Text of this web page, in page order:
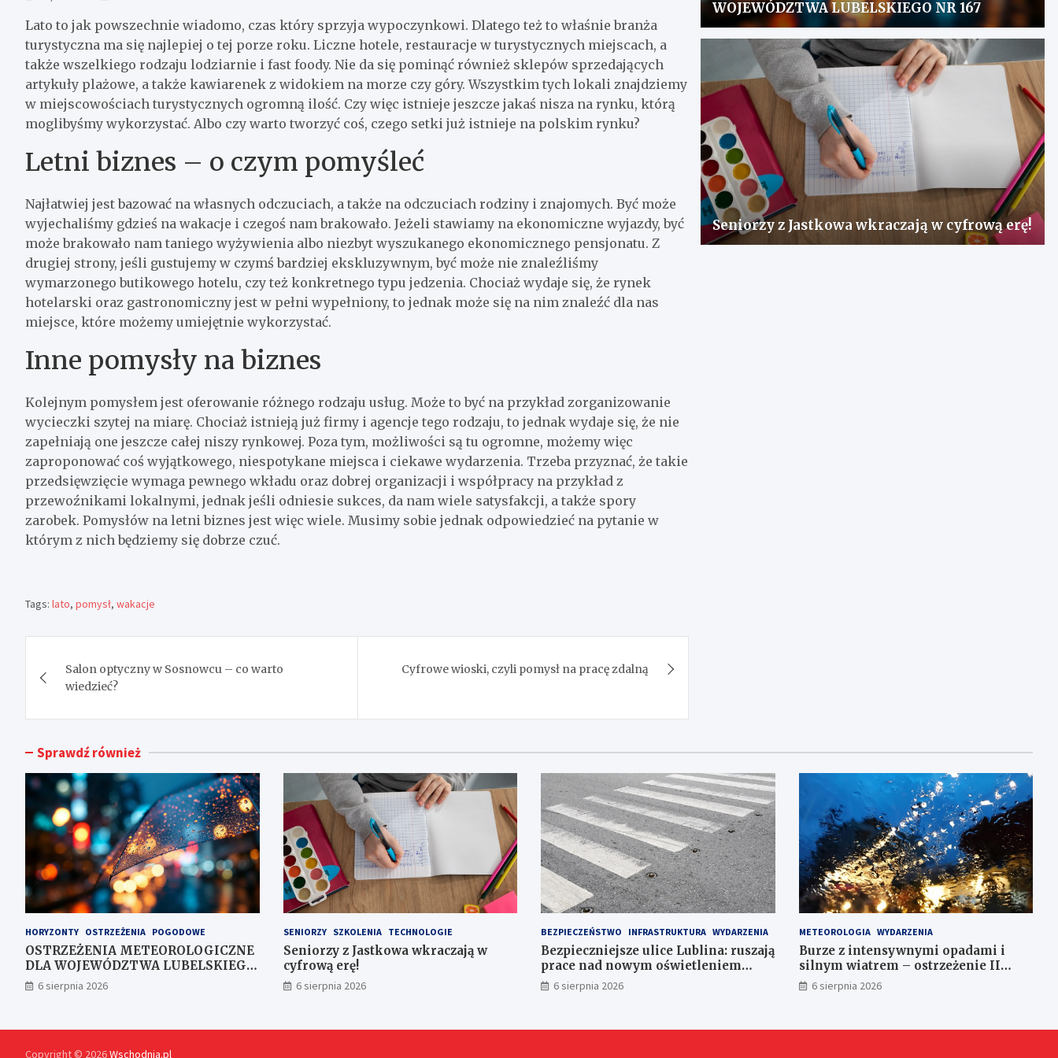
Lato to jak powszechnie wiadomo, czas który sprzyja wypoczynkowi. Dlatego też to właśnie branża
turystyczna ma się najlepiej o tej porze roku. Liczne hotele, restauracje w turystycznych miejscach, a
także wszelkiego rodzaju lodziarnie i fast foody. Nie da się pominąć również sklepów sprzedających
artykuły plażowe, a także kawiarenek z widokiem na morze czy góry. Wszystkim tych lokali znajdziemy
w miejscowościach turystycznych ogromną ilość. Czy więc istnieje jeszcze jakaś nisza na rynku, którą
moglibyśmy wykorzystać. Albo czy warto tworzyć coś, czego setki już istnieje na polskim rynku?
Letni biznes – o czym pomyśleć
Najłatwiej jest bazować na własnych odczuciach, a także na odczuciach rodziny i znajomych. Być może
wyjechaliśmy gdzieś na wakacje i czegoś nam brakowało. Jeżeli stawiamy na ekonomiczne wyjazdy, być
może brakowało nam taniego wyżywienia albo niezbyt wyszukanego ekonomicznego pensjonatu. Z
drugiej strony, jeśli gustujemy w czymś bardziej ekskluzywnym, być może nie znaleźliśmy
wymarzonego butikowego hotelu, czy też konkretnego typu jedzenia. Chociaż wydaje się, że rynek
hotelarski oraz gastronomiczny jest w pełni wypełniony, to jednak może się na nim znaleźć dla nas
miejsce, które możemy umiejętnie wykorzystać.
Inne pomysły na biznes
Kolejnym pomysłem jest oferowanie różnego rodzaju usług. Może to być na przykład zorganizowanie
wycieczki szytej na miarę. Chociaż istnieją już firmy i agencje tego rodzaju, to jednak wydaje się, że nie
zapełniają one jeszcze całej niszy rynkowej. Poza tym, możliwości są tu ogromne, możemy więc
zaproponować coś wyjątkowego, niespotykane miejsca i ciekawe wydarzenia. Trzeba przyznać, że takie
przedsięwzięcie wymaga pewnego wkładu oraz dobrej organizacji i współpracy na przykład z
przewoźnikami lokalnymi, jednak jeśli odniesie sukces, da nam wiele satysfakcji, a także spory
zarobek. Pomysłów na letni biznes jest więc wiele. Musimy sobie jednak odpowiedzieć na pytanie w
którym z nich będziemy się dobrze czuć.
Tags: lato, pomysł, wakacje
wpisu
Salon optyczny w Sosnowcu – co warto
wiedzieć?
Cyfrowe wioski, czyli pomysł na pracę zdalną
WOJEWÓDZTWA LUBELSKIEGO NR 167
Seniorzy z Jastkowa wkraczają w cyfrową erę!
Sprawdź również
HORYZONTY OSTRZEŻENIA POGODOWE
OSTRZEŻENIA METEOROLOGICZNE
DLA WOJEWÓDZTWA LUBELSKIEGO
NR 167
6 sierpnia 2026
SENIORZY SZKOLENIA TECHNOLOGIE
Seniorzy z Jastkowa wkraczają w
cyfrową erę!
6 sierpnia 2026
BEZPIECZEŃSTWO INFRASTRUKTURA WYDARZENIA
Bezpieczniejsze ulice Lublina: ruszają
prace nad nowym oświetleniem
przejść dla pieszych!
6 sierpnia 2026
METEOROLOGIA WYDARZENIA
Burze z intensywnymi opadami i
silnym wiatrem – ostrzeżenie II
stopnia!
6 sierpnia 2026
Copyright © 2026Wschodnia.pl